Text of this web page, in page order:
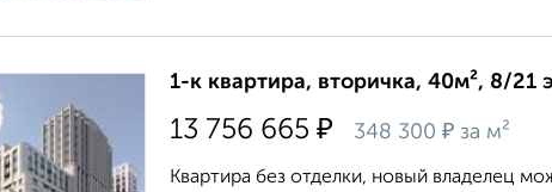
1-к квартира, вторичка, 40м², 8/21
13 756 665 ₽ 348 300 ₽ за м²
Квартира без отделки, новый владелец